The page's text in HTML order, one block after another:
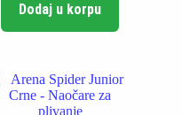
Dodaj u korpu